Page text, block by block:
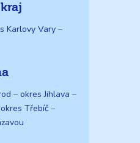
Karlovy Vary –
– okres Jihlava –
okres Třebíč –